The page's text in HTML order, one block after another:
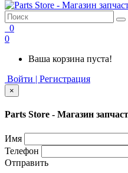
0
0
Ваша корзина пуста!
Войти | Регистрация
×
Parts Store - Магазин
Имя
Телефон
Отправить